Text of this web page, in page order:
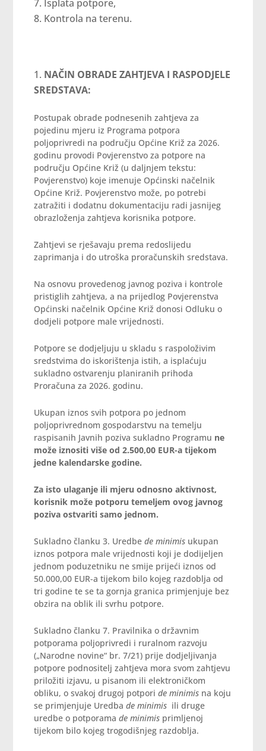
Isplata potpore,
Kontrola na terenu.
NAČIN OBRADE ZAHTJEVA I RASPODJELE
SREDSTAVA:
Postupak obrade podnesenih zahtjeva za
pojedinu mjeru iz Programa potpora
poljoprivredi na području Općine Križ za 2026.
godinu provodi Povjerenstvo za potpore na
području Općine Križ (u daljnjem tekstu:
Povjerenstvo) koje imenuje Općinski načelnik
Općine Križ. Povjerenstvo može, po potrebi
zatražiti i dodatnu dokumentaciju radi jasnijeg
obrazloženja zahtjeva korisnika potpore.
Zahtjevi se rješavaju prema redoslijedu
zaprimanja i do utroška proračunskih sredstava.
Na osnovu provedenog javnog poziva i kontrole
pristiglih zahtjeva, a na prijedlog Povjerenstva
Općinski načelnik Općine Križ donosi Odluku o
dodjeli potpore male vrijednosti.
Potpore se dodjeljuju u skladu s raspoloživim
sredstvima do iskorištenja istih, a isplaćuju
sukladno ostvarenju planiranih prihoda
Proračuna za 2026. godinu.
Ukupan iznos svih potpora po jednom
poljoprivrednom gospodarstvu na temelju
raspisanih Javnih poziva sukladno Programu ne
može iznositi više od 2.500,00 EUR-a tijekom
jedne kalendarske godine.
Za isto ulaganje ili mjeru odnosno aktivnost,
korisnik može potporu temeljem ovog javnog
poziva ostvariti samo jednom.
Sukladno članku 3. Uredbede minimis ukupan
iznos potpora male vrijednosti koji je dodijeljen
jednom poduzetniku ne smije prijeći iznos od
50.000,00 EUR-a tijekom bilo kojeg razdoblja od
tri godine te se ta gornja granica primjenjuje bez
obzira na oblik ili svrhu potpore.
Sukladno članku 7. Pravilnika o državnim
potporama poljoprivredi i ruralnom razvoju
(„Narodne novine“ br. 7/21) prije dodjeljivanja
potpore podnositelj zahtjeva mora svom zahtjevu
priložiti izjavu, u pisanom ili elektroničkom
obliku, o svakoj drugoj potporide minimis na koju
se primjenjuje Uredbade minimis ili druge
uredbe o potporamade minimis primljenoj
tijekom bilo kojeg trogodišnjeg razdoblja.